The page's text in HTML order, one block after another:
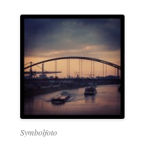
Sym­bol­fo­to